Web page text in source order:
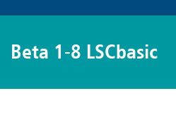
Beta 1-8 LSCbasic